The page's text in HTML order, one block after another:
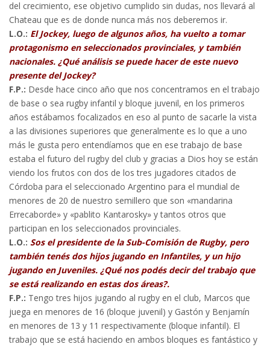
del crecimiento, ese objetivo cumplido sin dudas, nos llevará al
Chateau que es de donde nunca más nos deberemos ir.
L.O.: El Jockey, luego de algunos años, ha vuelto a tomar
protagonismo en seleccionados provinciales, y también
nacionales. ¿Qué análisis se puede hacer de este nuevo
presente del Jockey?
F.P.: Desde hace cinco año que nos concentramos en el trabajo
de base o sea rugby infantil y bloque juvenil, en los primeros
años estábamos focalizados en eso al punto de sacarle la vista
a las divisiones superiores que generalmente es lo que a uno
más le gusta pero entendíamos que en ese trabajo de base
estaba el futuro del rugby del club y gracias a Dios hoy se están
viendo los frutos con dos de los tres jugadores citados de
Córdoba para el seleccionado Argentino para el mundial de
menores de 20 de nuestro semillero que son «mandarina
Errecaborde» y «pablito Kantarosky» y tantos otros que
participan en los seleccionados provinciales.
L.O.: Sos el presidente de la Sub-Comisión de Rugby, pero
también tenés dos hijos jugando en Infantiles, y un hijo
jugando en Juveniles. ¿Qué nos podés decir del trabajo que
se está realizando en estas dos áreas?.
F.P.: Tengo tres hijos jugando al rugby en el club, Marcos que
juega en menores de 16 (bloque juvenil) y Gastón y Benjamín
en menores de 13 y 11 respectivamente (bloque infantil). El
trabajo que se está haciendo en ambos bloques es fantástico y